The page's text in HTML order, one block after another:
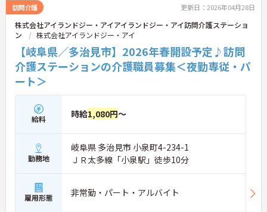
訪問介護 更新日：2026年04月28日
株式会社アイランドジー・アイアイランドジー・アイ訪問介護ステーショ
ン
株式会社アイランドジー・アイ
【岐阜県／多治見市】2026年春開設予定♪訪問
介護ステーションの介護職員募集＜夜勤専従・パ
ート＞
給料 時給1,080円～
勤務地
岐阜県 多治見市 小泉町4-234-1
ＪＲ太多線「小泉駅」徒歩10分
雇用形態 非常勤・パート・アルバイト